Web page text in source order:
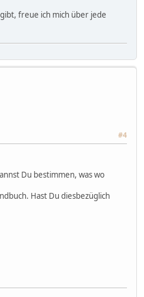
freue ich mich über jede
#4
Du bestimmen, was wo
Hast Du diesbezüglich